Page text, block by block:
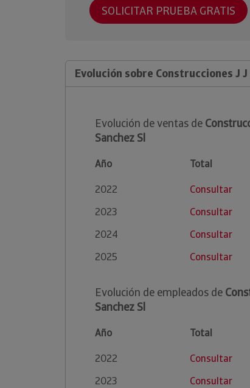
SOLICITAR PRUEBA GRATIS
Evolución sobre Construcciones J
Evolución de ventas de
Sanchez Sl
Año Total
2022
Consultar
2023
Consultar
2024
Consultar
2025
Consultar
Evolución de empleados de
Sanchez Sl
Año Total
2022
Consultar
2023
Consultar